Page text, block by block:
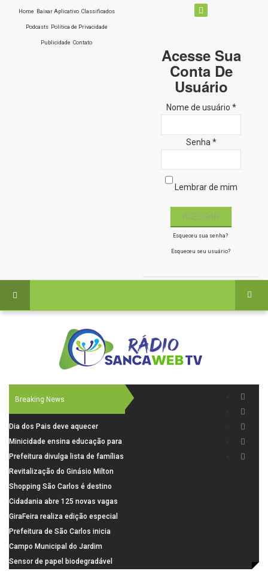
Home Baixar Aplicativo Classificados
Podcasts Política de Privacidade
Publicidade Contato
Acesse Sua
Conta De
Usuário
Nome de usuário *
Senha *
Lembrar de mim
Esqueceu sua senha?
Esqueceu seu usuário?
Breaking News
Dia dos Pais deve aquecer
comércio de São Carlos com
renda em alta e maior circulação
de consumidores
Minicidade ensina educação para
o trânsito a 264 crianças da rede
municipal
Prefeitura divulga lista de famílias
pré-selecionadas pela Caixa para
o Residencial Santa Felícia
Revitalização do Ginásio Milton
Olaio filho avança com obras de
recuperação
Shopping São Carlos é destino
para celebrar o Dia dos Pais com
presentes, gastronomia e lazer
Cidadania abre 125 novas vagas
para oficinas de convivência
GiraFeira realiza edição especial
de Dia dos Pais neste domingo (9)
na Praça dos Advogados
Prefeitura de São Carlos inicia
instalação de ovitrampas para
monitoramento de arboviroses
Campo Municipal do Jardim
Cruzado recebe nova iluminação e
Sensor de papel biodegradável